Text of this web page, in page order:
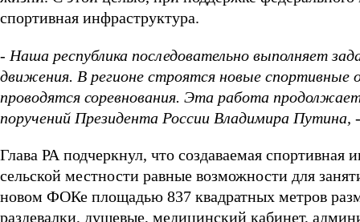
спортивная инфраструктура.
- Наша республика последовательно выполняет
движения. В регионе строятся новые спортивные
проводятся соревнования. Эта работа
поручений Президента России Владимира Путина,
Глава РА подчеркнул, что создаваемая спортивная
сельской местности равные возможности для
новом ФОКе площадью 837 квадратных метров
раздевалки, душевые, медицинский кабинет,